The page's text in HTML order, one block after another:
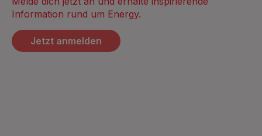
Information rund um Energy.
Jetzt anmelden